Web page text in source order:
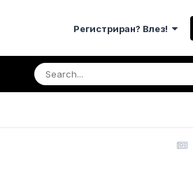
Регистриран? Влез!